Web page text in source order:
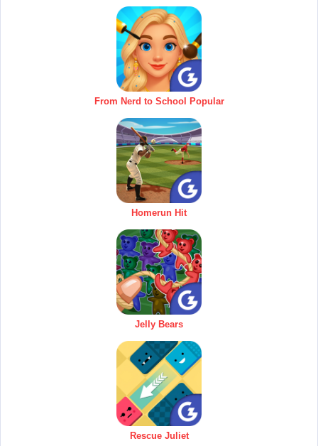
From Nerd to School Popular
Homerun Hit
Jelly Bears
Rescue Juliet